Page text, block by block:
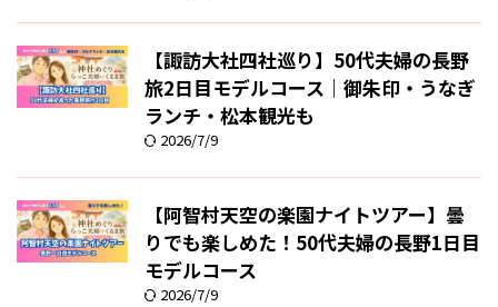
【諏訪大社四社巡り】50代夫婦の長野
旅2日目モデルコース｜御朱印・うなぎ
ランチ・松本観光も
2026/7/9
【阿智村天空の楽園ナイトツアー】曇
りでも楽しめた！50代夫婦の長野1日目
モデルコース
2026/7/9